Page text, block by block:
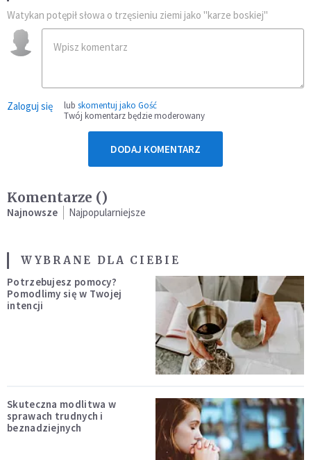
Watykan potępił słowa o trzęsieniu ziemi jako "karze boskiej"
Zaloguj się lub skomentuj jako Gość
Twój komentarz będzie moderowany
DODAJ KOMENTARZ
Komentarze ()
Najnowsze Najpopularniejsze
WYBRANE DLA CIEBIE
Potrzebujesz pomocy?
Pomodlimy się w Twojej
intencji
Skuteczna modlitwa w
sprawach trudnych i
beznadziejnych